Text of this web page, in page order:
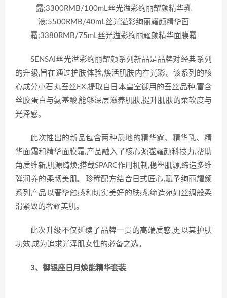
露;3300RMB/100mL丝光溢彩绚丽耀颜精华乳
液;5500RMB/40mL丝光溢彩绚丽耀颜精华面
霜;3380RMB/75mL丝光溢彩绚丽耀颜精华面膜霜
SENSAI丝光溢彩绚丽耀颜系列新品是品牌对经典系列
的升级,旨在通过护肤体验,焕活肌肤内在光彩。该系列的核
心成分小石丸蚕丝EX,提取自日本皇室御用的蚕丝品种,富含
丝胶蛋白与氨基酸,能够深层滋养肌肤,提升肌肤的柔软度与
光泽感。
此次推出的新品包含两种质地的精华露、精华乳、精
华面霜和精华面膜霜,产品融入了核心源噬耀颜科技力,帮助
角质维新,肌源绮焕;搭载SPARC作用机制,稳塑肌源,缔造多维
弹润养的柔韧美肌。珍稀配方结合日式匠心,赋予绚丽耀颜
系列产品以奢华触感和切实美好的肤感,缔造宛如丝绸般柔
滑紧致的奢耀美肌。
此次升级不仅延续了品牌一贯的高端质感,更以其护肤
功效,成为追求光泽肌女性的必备之选。
3、 御银座日月焕能精华套装